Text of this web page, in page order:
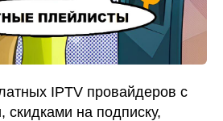
IPTV провайдеров с
скидками на подписку,